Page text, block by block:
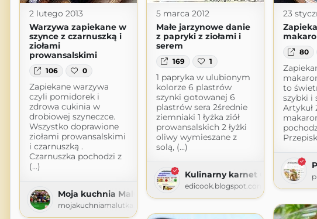
2 lutego 2013
Warzywa zapiekane w
szynce z czarnuszką i
ziołami
prowansalskimi
106 0
Zapiekane warzywa
czyli pomidorek i
zdrowa cukinia w
drobiowej szyneczce.
Wszystko doprawione
ziołami prowansalskimi
i czarnuszką .
Czarnuszka pochodzi z
(...)
Moja kuchnia Malutka
mojakuchniamalutka.blogspot.com
5 marca 2012
Małe jarzynowe danie
z papryki z ziołami i
serem
169 1
1 papryka w ulubionym
kolorze 6 plastrów
szynki gotowanej 6
plastrów sera 2średnie
ziemniaki 1 łyżka ziół
prowansalskich 2 łyżki
oliwy wymieszane z
solą, (...)
Kulinarny karnet Christophera
edicook.blogspot.com
23
80
to
szybki i
Artykuł